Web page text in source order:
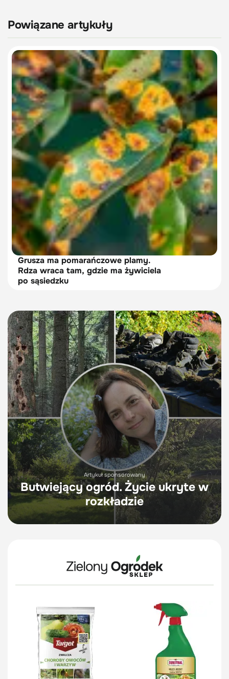
Powiązane artykuły
Grusza ma pomarańczowe plamy.
Rdza wraca tam, gdzie ma żywiciela
po sąsiedzku
Artykuł sponsorowany
Butwiejący ogród. Życie ukryte w
rozkładzie